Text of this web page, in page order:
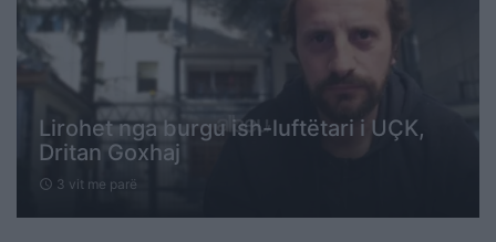
Lirohet nga burgu ish-luftëtari i UÇK,
Dritan Goxhaj
schedule 3 vit me parë